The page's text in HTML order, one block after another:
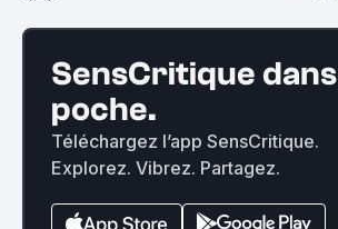
SensCritique
poche.
Téléchargez l’app SensCritique.
Explorez. Vibrez. Partagez.